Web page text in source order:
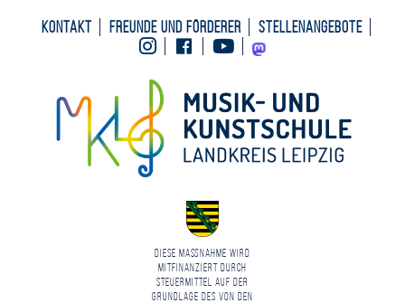
Kontakt Freunde und Förderer
Stellenangebote
InstagramFacebookYoutubeMastodon
Diese Maßnahme wird
mitfinanziert durch
Steuermittel auf der
Grundlage des von den